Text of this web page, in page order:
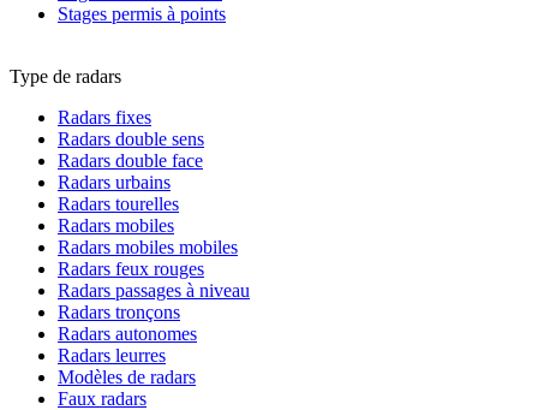
Stages permis à points
Type de radars
Radars fixes
Radars double sens
Radars double face
Radars urbains
Radars tourelles
Radars mobiles
Radars mobiles mobiles
Radars feux rouges
Radars passages à niveau
Radars tronçons
Radars autonomes
Radars leurres
Modèles de radars
Faux radars